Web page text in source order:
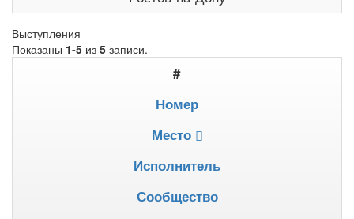
Выступления
Показаны 1-5 из 5 записи.
#
Номер
Место
Исполнитель
Сообщество